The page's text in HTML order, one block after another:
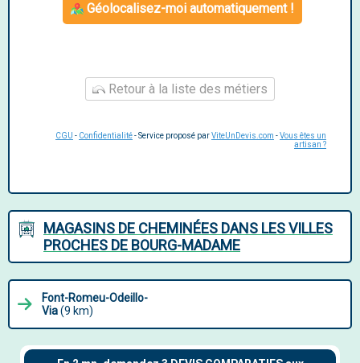
Géolocalisez-moi automatiquement !
Retour à la liste des métiers
CGU - Confidentialité- Service proposé parViteUnDevis.com -Vous êtes un
artisan ?
MAGASINS DE CHEMINÉES DANS LES VILLES
PROCHES DE BOURG-MADAME
Font-Romeu-Odeillo-
Via(9 km)